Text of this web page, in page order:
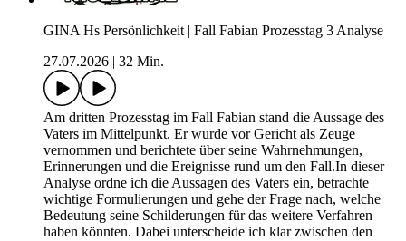
GINA Hs Persönlichkeit | Fall Fabian Prozesstag 3 Analyse
27.07.2026
32 Min.
Am dritten Prozesstag im Fall Fabian stand die Aussage des
Vaters im Mittelpunkt. Er wurde vor Gericht als Zeuge
vernommen und berichtete über seine Wahrnehmungen,
Erinnerungen und die Ereignisse rund um den Fall.In dieser
Analyse ordne ich die Aussagen des Vaters ein, betrachte
wichtige Formulierungen und gehe der Frage nach, welche
Bedeutung seine Schilderungen für das weitere Verfahren
haben könnten. Dabei unterscheide ich klar zwischen den